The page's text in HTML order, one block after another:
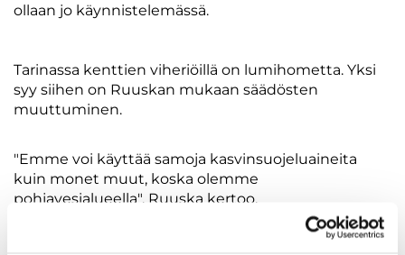
ollaan jo käynnistelemässä.
Tarinassa kenttien viheriöillä on lumihometta. Yksi
syy siihen on Ruuskan mukaan säädösten
muuttuminen.
"Emme voi käyttää samoja kasvinsuojeluaineita
kuin monet muut, koska olemme
pohjavesialueella", Ruuska kertoo.